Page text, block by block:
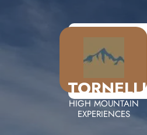
TORNELLI
HIGH MOUNTAIN
EXPERIENCES